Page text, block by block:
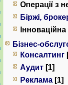
Операції з
Біржі,
Бізнес-
Консалтинг
Аудит [1]
Реклама [1]